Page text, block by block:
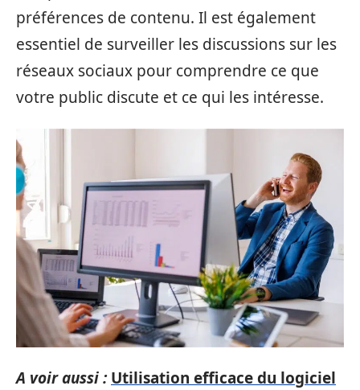
préférences de contenu. Il est également
essentiel de surveiller les discussions sur les
réseaux sociaux pour comprendre ce que
votre public discute et ce qui les intéresse.
A voir aussi : Utilisation efficace du logiciel